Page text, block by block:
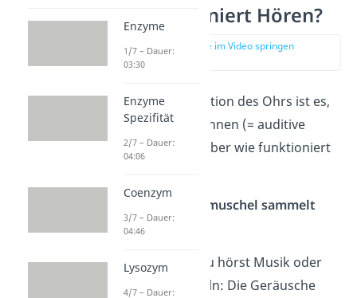
Wie funktioniert Hören?
zur Stelle im Video springen
(02:29)
Eine zentrale Funktion des Ohrs ist es,
dass wir hören können (= auditive
Wahrnehmung). Aber wie funktioniert
Schritt 1: Die Ohrmuschel sammelt
den Schall
Nehmen wir an, du hörst Musik oder
das Telefon klingeln: Die Geräusche
Enzyme
1/7 – Dauer:
03:30
Enzyme
Spezifität
2/7 – Dauer:
04:06
Coenzym
3/7 – Dauer:
04:46
Lysozym
4/7 – Dauer: